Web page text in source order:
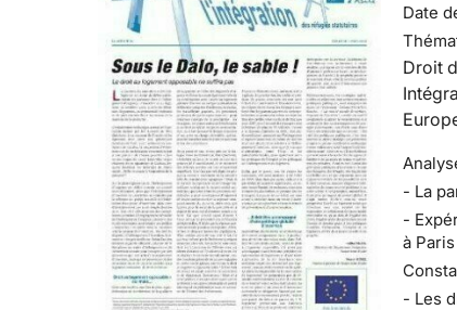
Date
Droit
- La
-
à Paris
- Les